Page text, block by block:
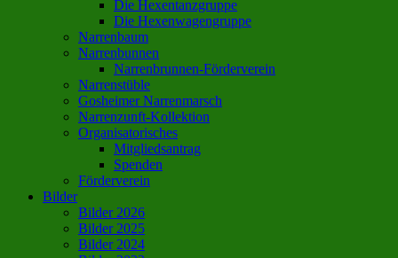
Die Hexentanzgruppe
Die Hexenwagengruppe
Narrenbaum
Narrenbunnen
Narrenbrunnen-Förderverein
Narrenstüble
Gosheimer Narrenmarsch
Narrenzunft-Kollektion
Organisatorisches
Mitgliedsantrag
Spenden
Förderverein
Bilder
Bilder 2026
Bilder 2025
Bilder 2024